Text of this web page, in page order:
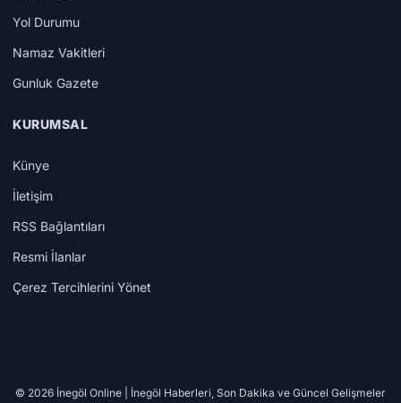
Yol Durumu
Namaz Vakitleri
Gunluk Gazete
KURUMSAL
Künye
İletişim
RSS Bağlantıları
Resmi İlanlar
Çerez Tercihlerini Yönet
© 2026 İnegöl Online | İnegöl Haberleri, Son Dakika ve Güncel Gelişmeler